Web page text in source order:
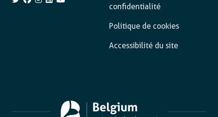
confidentialité
Politique de cookies
Accessibilité du site